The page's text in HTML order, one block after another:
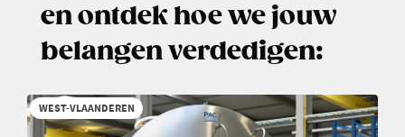
en ontdek hoe we jouw
belangen verdedigen:
WEST-VLAANDEREN